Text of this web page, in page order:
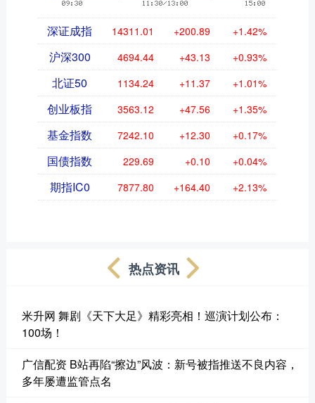
深证成指 14311.01 +200.89 +1.42%
沪深300 4694.44 +43.13 +0.93%
北证50 1134.24 +11.37 +1.01%
创业板指 3563.12 +47.56 +1.35%
基金指数 7242.10 +12.30 +0.17%
国债指数 229.69 +0.10 +0.04%
期指IC0 7877.80 +164.40 +2.13%
热点资讯
米升网 舞剧《天下大足》精彩亮相！巡演计划公布：
100场！
广信配资 B站再陷“擦边”风波：新号被指推送不良内容，
多年屡遭监管点名